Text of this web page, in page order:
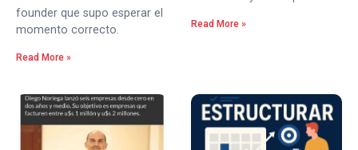
founder que supo esperar el
momento correcto.
Read More »
Read More »